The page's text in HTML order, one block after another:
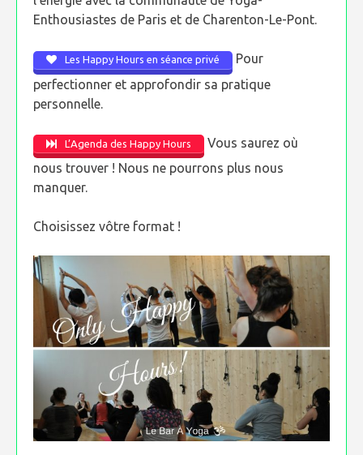
Enthousiastes de Paris et de Charenton-Le-Pont.
Les Happy Hours en séance privé
Pour
perfectionner et approfondir sa pratique
personnelle.
L’Agenda des Happy Hours
Vous saurez où
nous trouver ! Nous ne pourrons plus nous
manquer.
Choisissez vôtre format !